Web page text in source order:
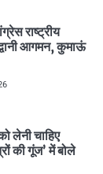
राष्ट्रीय
आगमन, कुमाऊं
लेनी चाहिए
की गूंज’ में बोले